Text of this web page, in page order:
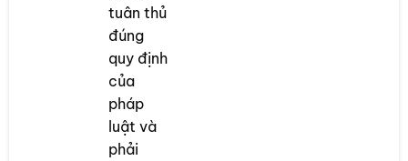
tuân thủ
đúng
quy định
của
pháp
luật và
phải